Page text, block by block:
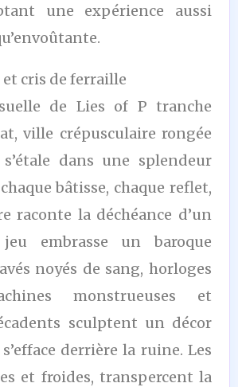
une expérience aussi
cris de ferraille
de Lies of P tranche
ville crépusculaire rongée
dans une splendeur
bâtisse, chaque reflet,
raconte la déchéance d’un
embrasse un baroque
noyés de sang, horloges
monstrueuses et
sculptent un décor
derrière la ruine. Les
et froides, transpercent la